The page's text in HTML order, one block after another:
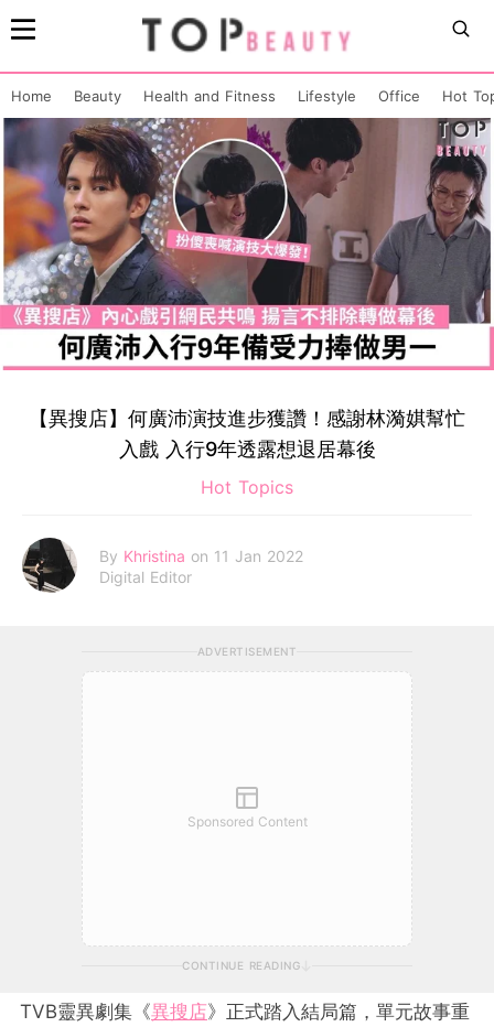
Home Beauty Health and Fitness Lifestyle Office Hot
【異搜店】何廣沛演技進步獲讚！感謝林漪娸幫忙
入戲 入行9年透露想退居幕後
Hot Topics
By Khristina on 11 Jan 2022
Digital Editor
ADVERTISEMENT
Sponsored Content
CONTINUE READING
TVB靈異劇集《異搜店》正式踏入結局篇，單元故事重